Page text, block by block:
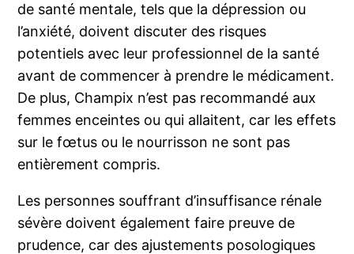
de santé mentale, tels que la dépression ou
l’anxiété, doivent discuter des risques
potentiels avec leur professionnel de la santé
avant de commencer à prendre le médicament.
De plus, Champix n’est pas recommandé aux
femmes enceintes ou qui allaitent, car les effets
sur le fœtus ou le nourrisson ne sont pas
entièrement compris.
Les personnes souffrant d’insuffisance rénale
sévère doivent également faire preuve de
prudence, car des ajustements posologiques